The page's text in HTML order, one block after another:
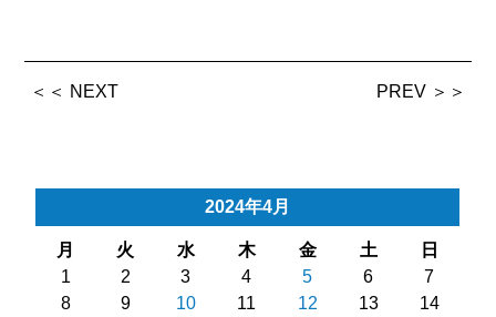
＜＜ NEXT PREV ＞＞
2024年4月
月 火 水 木 金 土 日
1 2 3 4 5 6
7
8
9 10 11 12 13
14